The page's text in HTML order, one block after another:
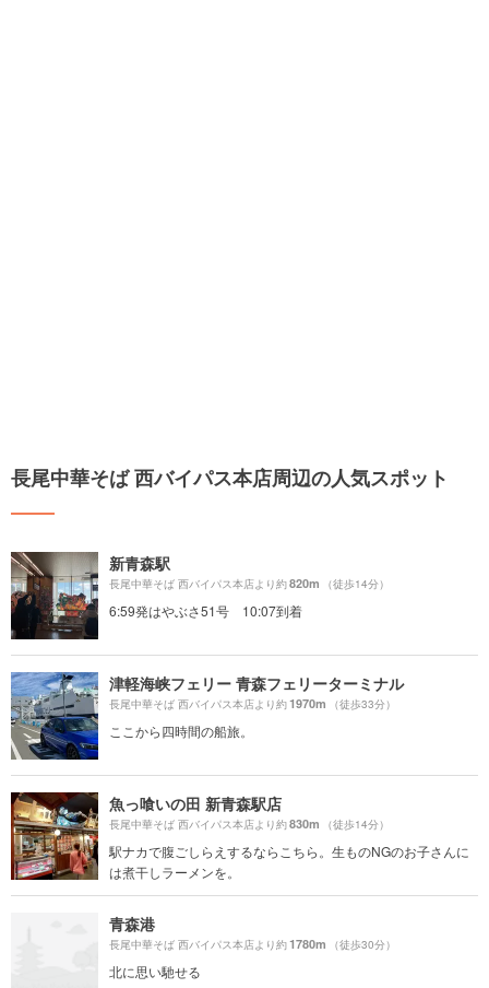
長尾中華そば 西バイパス本店周辺の人気スポット
新青森駅
長尾中華そば 西バイパス本店より約820m （徒歩14分）
6:59発はやぶさ51号 10:07到着
津軽海峡フェリー 青森フェリーターミナル
長尾中華そば 西バイパス本店より約1970m （徒歩33分）
ここから四時間の船旅。
魚っ喰いの田 新青森駅店
長尾中華そば 西バイパス本店より約830m （徒歩14分）
駅ナカで腹ごしらえするならこちら。生ものNGのお子さんに
は煮干しラーメンを。
青森港
長尾中華そば 西バイパス本店より約1780m （徒歩30分）
北に思い馳せる